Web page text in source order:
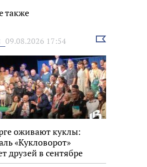
также
09.08.2026 17:54
Выбрать
оживают куклы:
«Кукловорот»
друзей в сентябре